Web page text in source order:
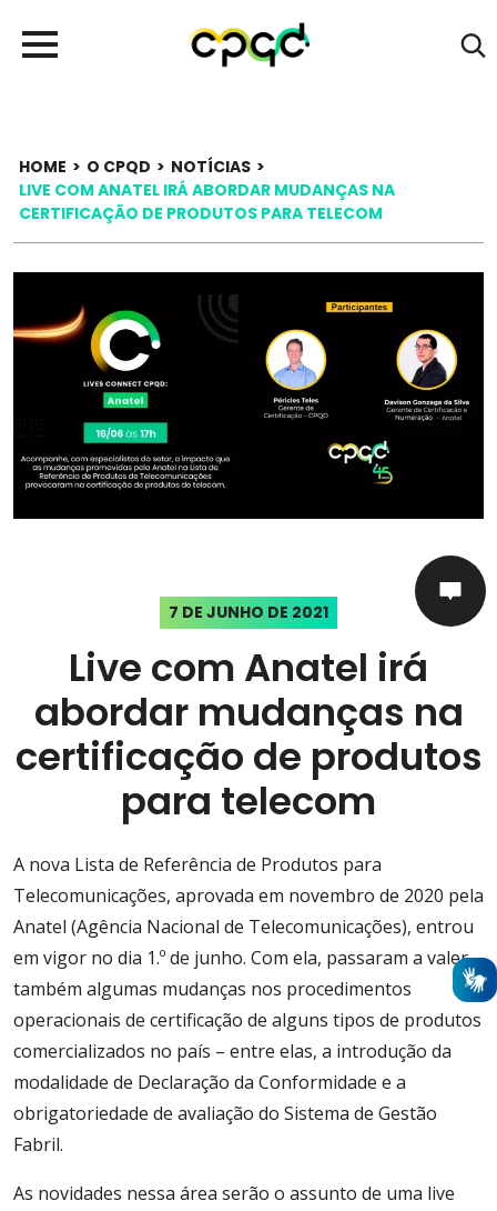
HOME > O CPQD > NOTÍCIAS >
LIVE COM ANATEL IRÁ ABORDAR MUDANÇAS NA
CERTIFICAÇÃO DE PRODUTOS PARA TELECOM
7 DE JUNHO DE 2021
Live com Anatel irá
abordar mudanças na
certificação de produtos
para telecom
A nova Lista de Referência de Produtos para
Telecomunicações, aprovada em novembro de 2020 pela
Anatel (Agência Nacional de Telecomunicações), entrou
em vigor no dia 1.º de junho. Com ela, passaram a valer
também algumas mudanças nos procedimentos
operacionais de certificação de alguns tipos de produtos
comercializados no país – entre elas, a introdução da
modalidade de Declaração da Conformidade e a
obrigatoriedade de avaliação do Sistema de Gestão
Fabril.
As novidades nessa área serão o assunto de uma live